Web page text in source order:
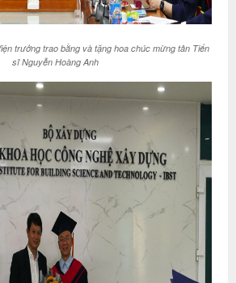
trưởng trao bằng và tặng hoa chúc mừng tân Tiến
sĩ Nguyễn Hoàng Anh